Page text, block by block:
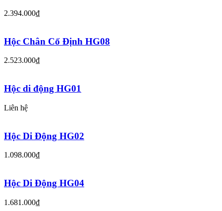
2.394.000₫
Hộc Chân Cố Định HG08
2.523.000₫
Hộc di động HG01
Liên hệ
Hộc Di Động HG02
1.098.000₫
Hộc Di Động HG04
1.681.000₫